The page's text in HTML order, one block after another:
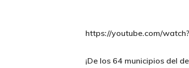
https://youtube.com/
¡De los 64 municipios del